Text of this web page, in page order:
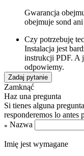
Gwarancja
obejmuje sond
Czy potrzebuję
Instalacja jest
instrukcji PDF. A
odpowiemy.
Zadaj pytanie
Zamknąć
Haz una pregunta
Si tienes alguna
responderemos lo antes
* Nazwa
Imię jest wymagane